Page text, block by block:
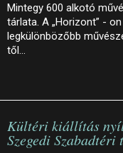
Mintegy 600 alkotó
tárlata. A „Horizont” -
legkülönbözőbb
től…
Kültéri kiállítás
Szegedi Szabadtéri